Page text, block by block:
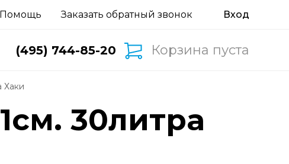
Помощь Заказать обратный звонок
(495) 744-85-20 Корзина пуста
Хаки
30литра